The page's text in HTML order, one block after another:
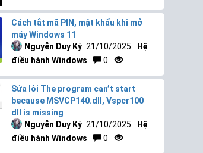
Cách tắt mã PIN, mật khẩu khi mở
máy Windows 11
Nguyễn Duy Kỳ 21/10/2025
Hệ
điều hành Windows
0
Sửa lỗi The program can’t start
because MSVCP140.dll, Vspcr100
dll is missing
Nguyễn Duy Kỳ 21/10/2025
Hệ
điều hành Windows
0